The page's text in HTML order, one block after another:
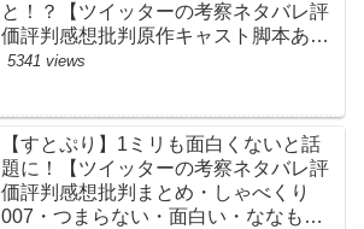
と！？【ツイッターの考察ネタバレ評
価評判感想批判原作キャスト脚本あら
すじ伏線まとめ犯人黒幕・ドラマ・交
5341 views
【すとぷり】1ミリも面白くないと話
題に！【ツイッターの考察ネタバレ評
価評判感想批判まとめ・しゃべくり
007・つまらない・面白い・ななも